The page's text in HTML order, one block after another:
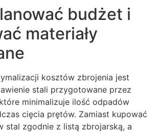
budżet i
materiały
kosztów zbrojenia jest
stali przygotowane przez
minimalizuje ilość odpadów
cięcia prętów. Zamiast kupować
stal zgodnie z listą zbrojarską, a